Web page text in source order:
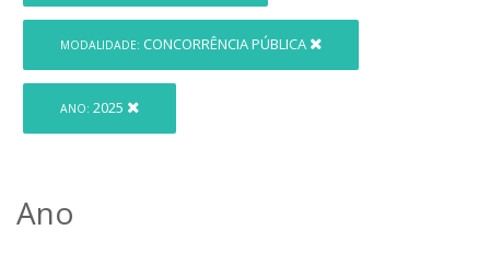
MODALIDADE: CONCORRÊNCIA PÚBLICA
ANO: 2025
Ano